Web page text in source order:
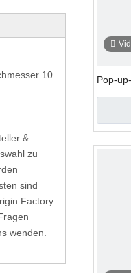
10
&
zu
sind
Factory
wenden.
Pop-